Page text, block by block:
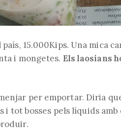
15.000Kips. Una mica
i mongetes. Els laosians
per emportar. Diria
i tot bosses pels líquids